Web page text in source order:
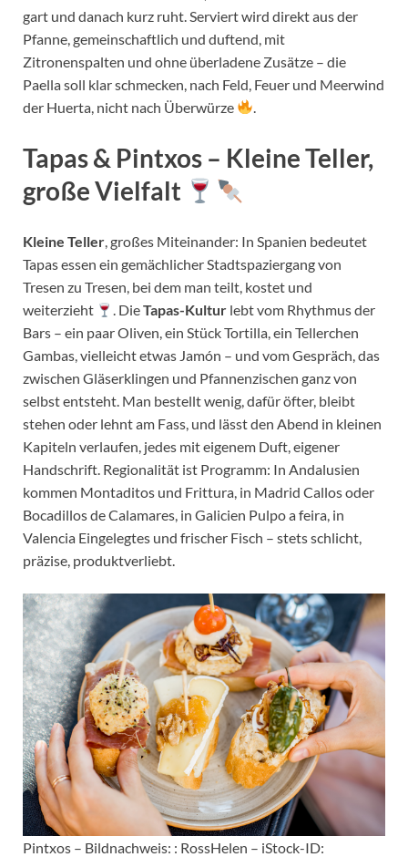
gart und danach kurz ruht. Serviert wird direkt aus der
Pfanne, gemeinschaftlich und duftend, mit
Zitronenspalten und ohne überladene Zusätze – die
Paella soll klar schmecken, nach Feld, Feuer und Meerwind
der Huerta, nicht nach Überwürze
Tapas & Pintxos – Kleine Teller,
große Vielfalt
Kleine Teller, großes Miteinander: In Spanien bedeutet
Tapas essen ein gemächlicher Stadtspaziergang von
Tresen zu Tresen, bei dem man teilt, kostet und
weiterzieht
. DieTapas-Kultur lebt vom Rhythmus der
Bars – ein paar Oliven, ein Stück Tortilla, ein Tellerchen
Gambas, vielleicht etwas Jamón – und vom Gespräch, das
zwischen Gläserklingen und Pfannenzischen ganz von
selbst entsteht. Man bestellt wenig, dafür öfter, bleibt
stehen oder lehnt am Fass, und lässt den Abend in kleinen
Kapiteln verlaufen, jedes mit eigenem Duft, eigener
Handschrift. Regionalität ist Programm: In Andalusien
kommen Montaditos und Frittura, in Madrid Callos oder
Bocadillos de Calamares, in Galicien Pulpo a feira, in
Valencia Eingelegtes und frischer Fisch – stets schlicht,
präzise, produktverliebt.
Pintxos – Bildnachweis: : RossHelen – iStock-ID: